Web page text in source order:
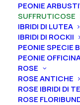
PEONIE
SUFFRUTICOSE
IBRIDI DI LUTEA
IBRIDI DI ROCKII
PEONIE SPECIE
PEONIE
ROSE
ROSE ANTICHE
ROSE IBRIDI DI
ROSE
Home Peonie
Peonia
2-3 rami